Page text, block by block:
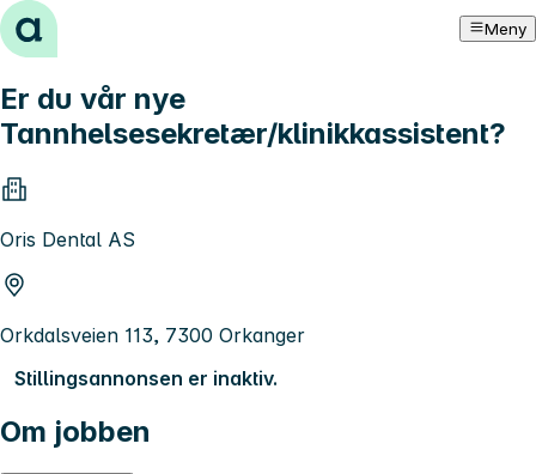
Hopp til innhold Meny
Er du vår nye
Tannhelsesekretær/klinikkassistent?
Oris Dental AS
Orkdalsveien 113, 7300 Orkanger
Stillingsannonsen er inaktiv.
Om jobben